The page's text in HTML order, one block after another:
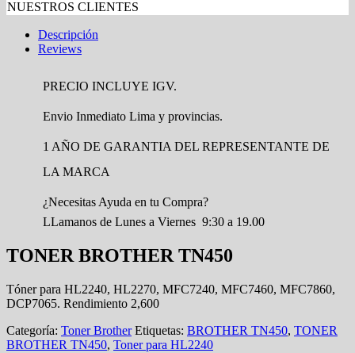
NUESTROS CLIENTES
Descripción
Reviews
PRECIO INCLUYE IGV.
Envio Inmediato Lima y provincias.
1 AÑO DE GARANTIA DEL REPRESENTANTE DE
LA MARCA
¿Necesitas Ayuda en tu Compra?
LLamanos de Lunes a Viernes 9:30 a 19.00
TONER BROTHER TN450
Tóner para HL2240, HL2270, MFC7240, MFC7460, MFC7860,
DCP7065. Rendimiento 2,600
Categoría: Toner Brother Etiquetas: BROTHER TN450, TONER
BROTHER TN450, Toner para HL2240